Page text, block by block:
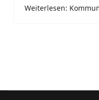
Weiterlesen: